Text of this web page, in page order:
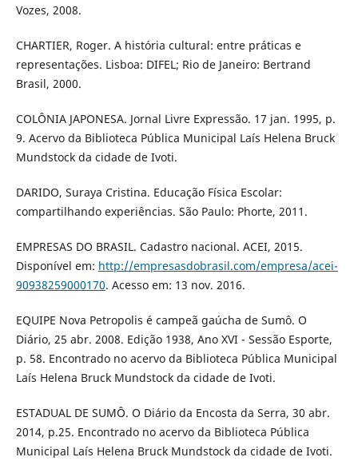
Vozes, 2008.
CHARTIER, Roger. A história cultural: entre práticas e
representações. Lisboa: DIFEL; Rio de Janeiro: Bertrand
Brasil, 2000.
COLÔNIA JAPONESA. Jornal Livre Expressão. 17 jan. 1995, p.
9. Acervo da Biblioteca Pública Municipal Laís Helena Bruck
Mundstock da cidade de Ivoti.
DARIDO, Suraya Cristina. Educação Física Escolar:
compartilhando experiências. São Paulo: Phorte, 2011.
EMPRESAS DO BRASIL. Cadastro nacional. ACEI, 2015.
Disponível em: http://empresasdobrasil.com/empresa/acei-
90938259000170. Acesso em: 13 nov. 2016.
EQUIPE Nova Petropolis é campeã gaúcha de Sumô. O
Diário, 25 abr. 2008. Edição 1938, Ano XVI - Sessão Esporte,
p. 58. Encontrado no acervo da Biblioteca Pública Municipal
Laís Helena Bruck Mundstock da cidade de Ivoti.
ESTADUAL DE SUMÔ. O Diário da Encosta da Serra, 30 abr.
2014, p.25. Encontrado no acervo da Biblioteca Pública
Municipal Laís Helena Bruck Mundstock da cidade de Ivoti.